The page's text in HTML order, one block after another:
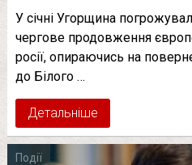
У січні Угорщина
чергове продовження
росії, опираючись на
до Білого …
Детальніше
Події